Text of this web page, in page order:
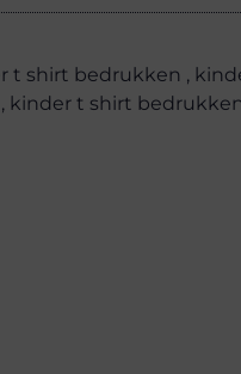
t shirt bedrukken ,
, kinder t shirt